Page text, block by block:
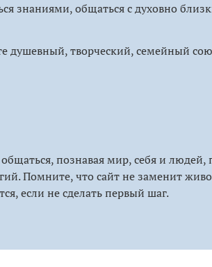
знаниями, общаться с духовно
душевный, творческий, семейный
познавая мир, себя и людей,
Помните, что сайт не заменит
если не сделать первый шаг.